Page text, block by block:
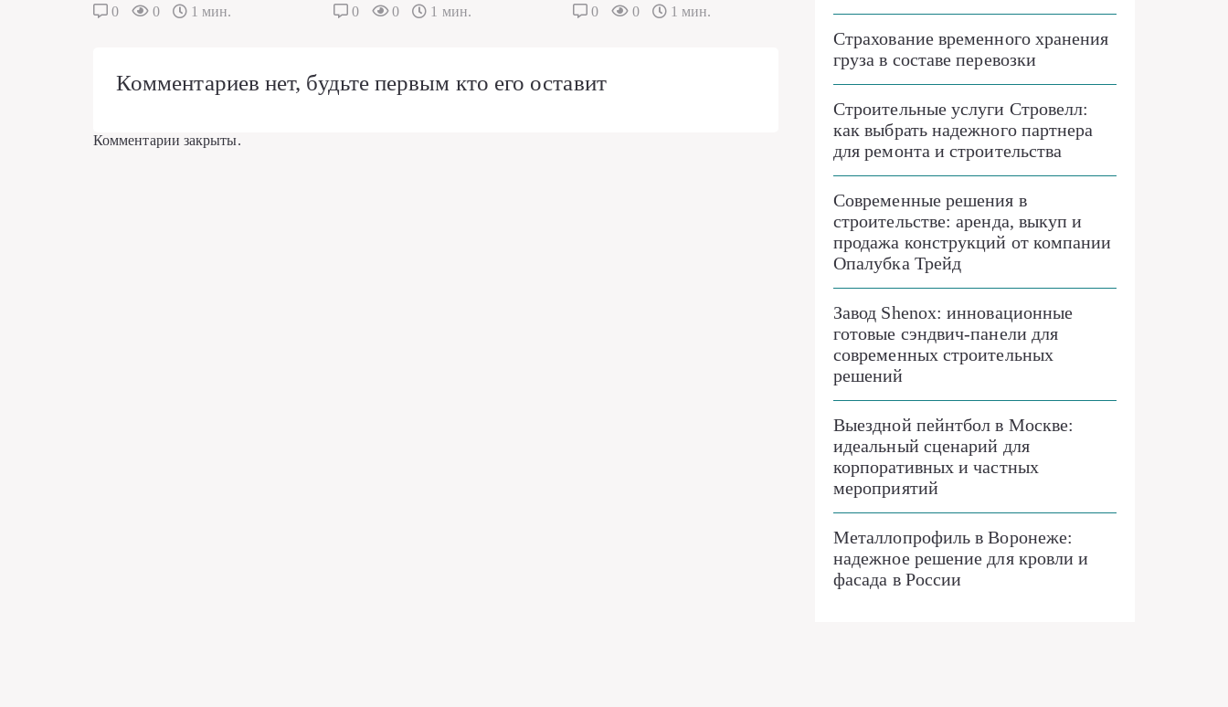
0 0 1 мин. 0 0 1 мин. 0 0 1 мин.
Комментариев нет, будьте первым кто его оставит
Комментарии закрыты.
Страхование временного хранения
груза в составе перевозки
Строительные услуги Стровелл:
как выбрать надежного партнера
для ремонта и строительства
Современные решения в
строительстве: аренда, выкуп и
продажа конструкций от компании
Опалубка Трейд
Завод Shenox: инновационные
готовые сэндвич-панели для
современных строительных
решений
Выездной пейнтбол в Москве:
идеальный сценарий для
корпоративных и частных
мероприятий
Металлопрофиль в Воронеже:
надежное решение для кровли и
фасада в России